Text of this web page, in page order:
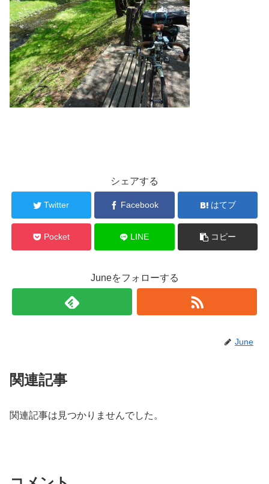
シェアする
Twitter Facebook はてブ
Pocket LINE コピー
Juneをフォローする
June
関連記事
関連記事は見つかりませんでした。